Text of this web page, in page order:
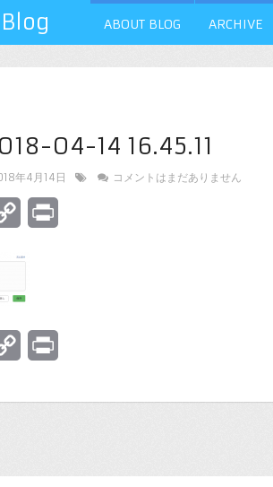
ABOUT BLOG ARCHIVE
04-14 16.45.11
年4月14日 コメントはまだありません
Copy
Copy